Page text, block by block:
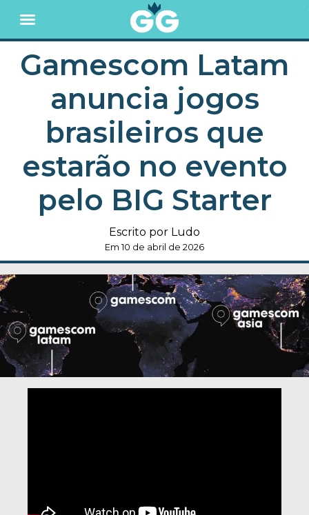
Gamescom Latam
anuncia jogos
brasileiros que
estarão no evento
pelo BIG Starter
Escrito por Ludo
Em 10 de abril de 2026